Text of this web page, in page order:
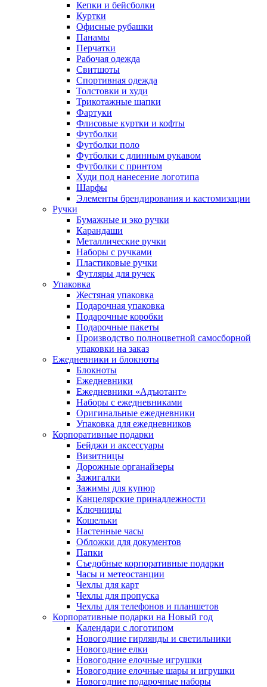
Кепки и бейсболки
Куртки
Офисные рубашки
Панамы
Перчатки
Рабочая одежда
Свитшоты
Спортивная одежда
Толстовки и худи
Трикотажные шапки
Фартуки
Флисовые куртки и кофты
Футболки
Футболки поло
Футболки с длинным рукавом
Футболки с принтом
Худи под нанесение логотипа
Шарфы
Элементы брендирования и кастомизации
Ручки
Бумажные и эко ручки
Карандаши
Металлические ручки
Наборы с ручками
Пластиковые ручки
Футляры для ручек
Упаковка
Жестяная упаковка
Подарочная упаковка
Подарочные коробки
Подарочные пакеты
Производство полноцветной самосборной
упаковки на заказ
Ежедневники и блокноты
Блокноты
Ежедневники
Ежедневники «Адъютант»
Наборы с ежедневниками
Оригинальные ежедневники
Упаковка для ежедневников
Корпоративные подарки
Бейджи и аксессуары
Визитницы
Дорожные органайзеры
Зажигалки
Зажимы для купюр
Канцелярские принадлежности
Ключницы
Кошельки
Настенные часы
Обложки для документов
Папки
Съедобные корпоративные подарки
Часы и метеостанции
Чехлы для карт
Чехлы для пропуска
Чехлы для телефонов и планшетов
Корпоративные подарки на Новый год
Календари с логотипом
Новогодние гирлянды и светильники
Новогодние елки
Новогодние елочные игрушки
Новогодние елочные шары и игрушки
Новогодние подарочные наборы